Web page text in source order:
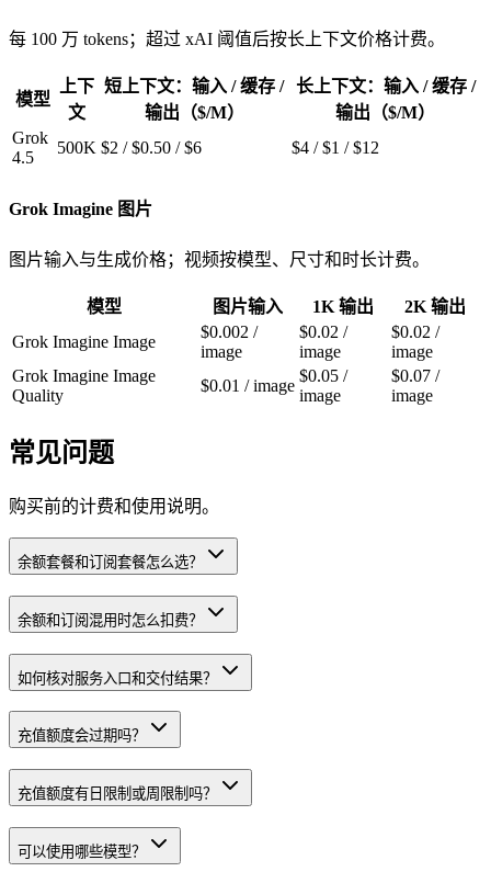
每 100 万 tokens；超过 xAI 阈值后按长上下文价格计费。
模型
上下
文
短上下文：输入 / 缓存 /
输出（$/M）
长上下文：输入 / 缓存 /
输出（$/M）
Grok
4.5
500K $2 /$0.50 / $6 $4 /$1 / $12
Grok Imagine 图片
图片输入与生成价格；视频按模型、尺寸和时长计费。
模型 图片输入 1K 输出
2K 输出
Grok Imagine Image
$0.002 /
image
$0.02 /
image
$0.02 /
image
Grok Imagine Image
Quality
$0.01 / image
$0.05 /
image
$0.07 /
image
常见问题
购买前的计费和使用说明。
余额套餐和订阅套餐怎么选？
余额和订阅混用时怎么扣费？
如何核对服务入口和交付结果？
充值额度会过期吗？
充值额度有日限制或周限制吗？
可以使用哪些模型？